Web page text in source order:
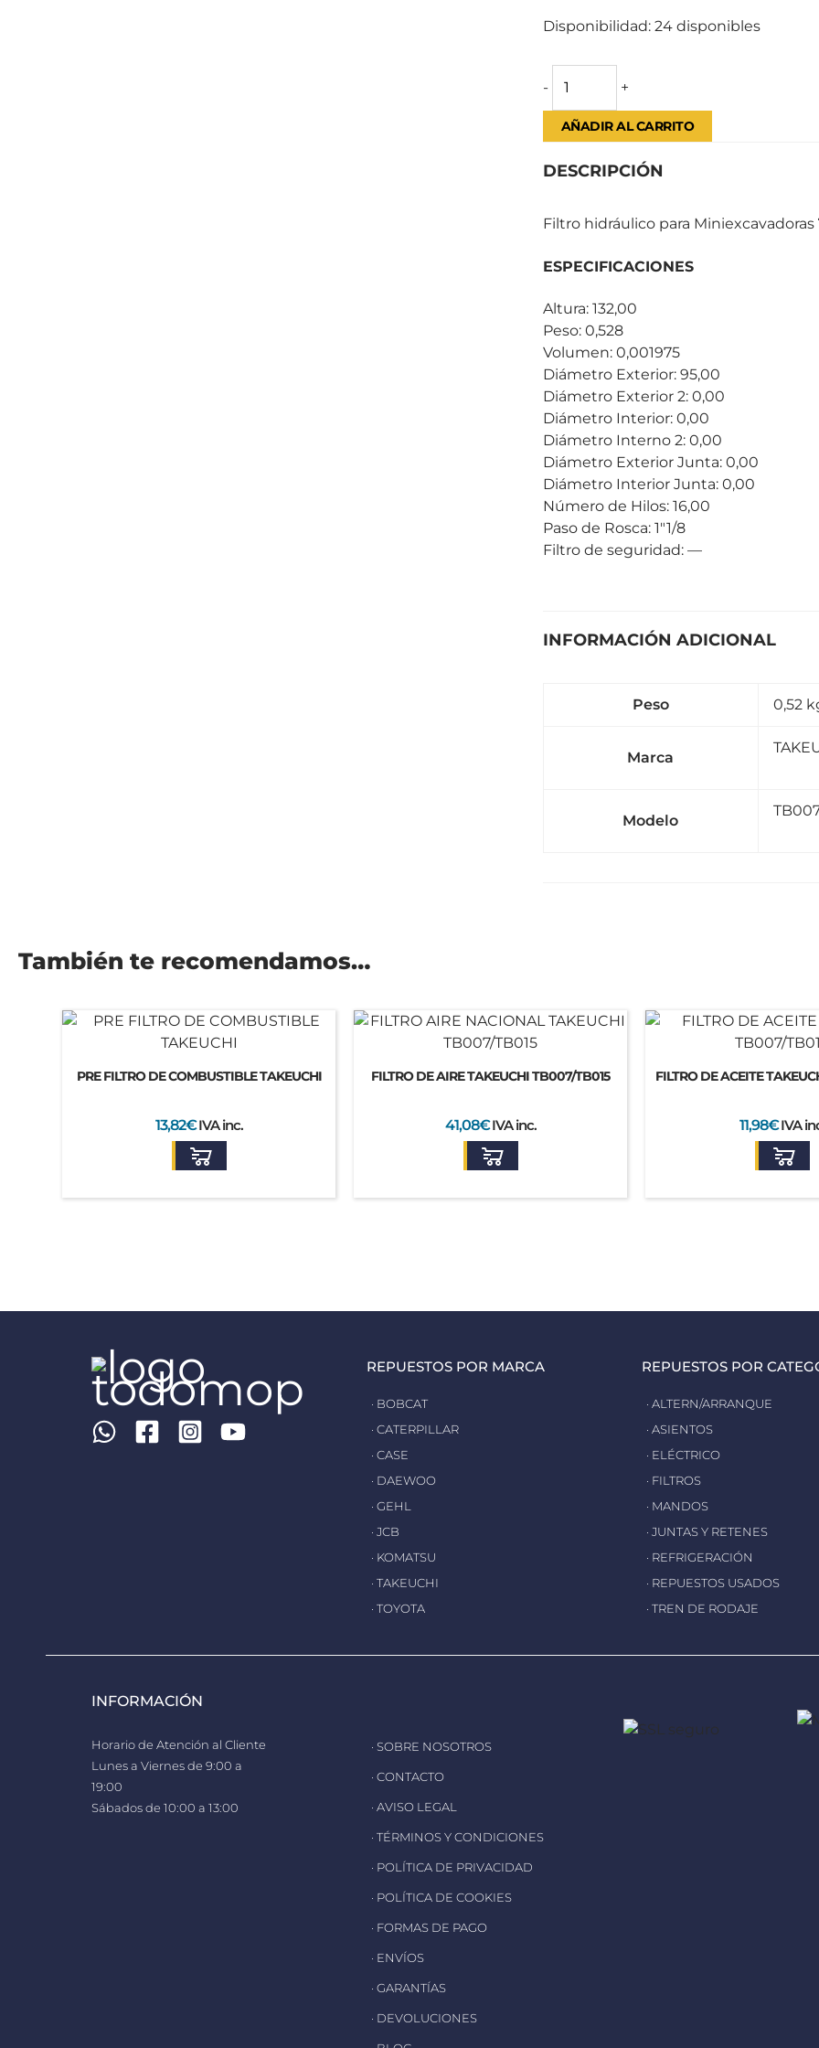
Disponibilidad: 24 disponibles
- +
AÑADIR AL CARRITO
DESCRIPCIÓN
Filtro hidráulico para Miniexcavadoras
ESPECIFICACIONES
Altura: 132,00
Peso: 0,528
Volumen: 0,001975
Diámetro Exterior: 95,00
Diámetro Exterior 2: 0,00
Diámetro Interior: 0,00
Diámetro Interno 2: 0,00
Diámetro Exterior Junta: 0,00
Diámetro Interior Junta: 0,00
Número de Hilos: 16,00
Paso de Rosca: 1″1/8
Filtro de seguridad: —
INFORMACIÓN ADICIONAL
Peso 0,52
Marca
Modelo
También te recomendamos…
PRE FILTRO DE COMBUSTIBLE TAKEUCHI
13,82€IVA inc.
FILTRO DE AIRE TAKEUCHI TB007/TB015
41,08€IVA inc.
FILTRO DE ACEITE
11,98€IVA
REPUESTOS POR MARCA
· BOBCAT
· CATERPILLAR
· CASE
· DAEWOO
· GEHL
· JCB
· KOMATSU
· TAKEUCHI
· TOYOTA
REPUESTOS POR
· ALTERN/ARRANQUE
· ASIENTOS
· ELÉCTRICO
· FILTROS
· MANDOS
· JUNTAS Y RETENES
· REFRIGERACIÓN
· REPUESTOS USADOS
· TREN DE RODAJE
INFORMACIÓN
Horario de Atención al Cliente
Lunes a Viernes de 9:00 a
19:00
Sábados de 10:00 a 13:00
· SOBRE NOSOTROS
· CONTACTO
· AVISO LEGAL
· TÉRMINOS Y CONDICIONES
· POLÍTICA DE PRIVACIDAD
· POLÍTICA DE COOKIES
· FORMAS DE PAGO
· ENVÍOS
· GARANTÍAS
· DEVOLUCIONES